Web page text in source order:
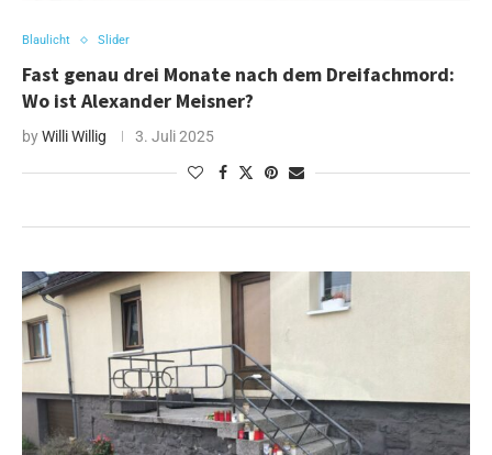
Blaulicht Slider
Fast genau drei Monate nach dem Dreifachmord:
Wo ist Alexander Meisner?
byWilli Willig 3. Juli 2025